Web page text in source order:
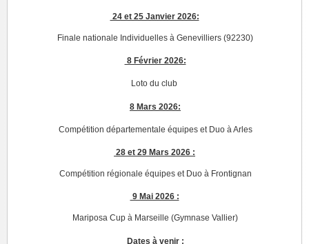
24 et 25 Janvier 2026:
Finale nationale Individuelles à Genevilliers (92230)
8 Février 2026:
Loto du club
8 Mars 2026:
Compétition départementale équipes et Duo à Arles
28 et 29 Mars 2026 :
Compétition régionale équipes et Duo à Frontignan
9 Mai 2026 :
Mariposa Cup à Marseille (Gymnase Vallier)
Dates à venir :